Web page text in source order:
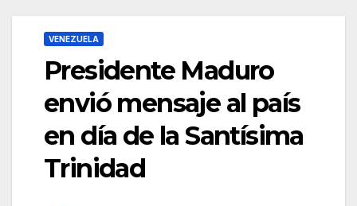
VENEZUELA
Presidente Maduro
envió mensaje al país
en día de la Santísima
Trinidad